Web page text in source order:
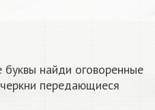
найди оговоренные
передающиеся